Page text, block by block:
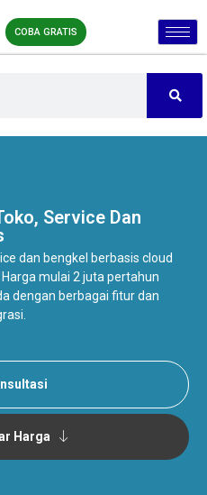
COBA GRATIS
Service Dan
dan bengkel berbasis cloud
mulai 2 juta pertahun
dengan berbagai fitur dan
Harga